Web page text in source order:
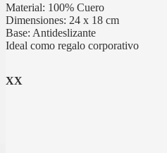
Material: 100% Cuero
Dimensiones: 24 x 18 cm
Base: Antideslizante
Ideal como regalo corporativo
XX